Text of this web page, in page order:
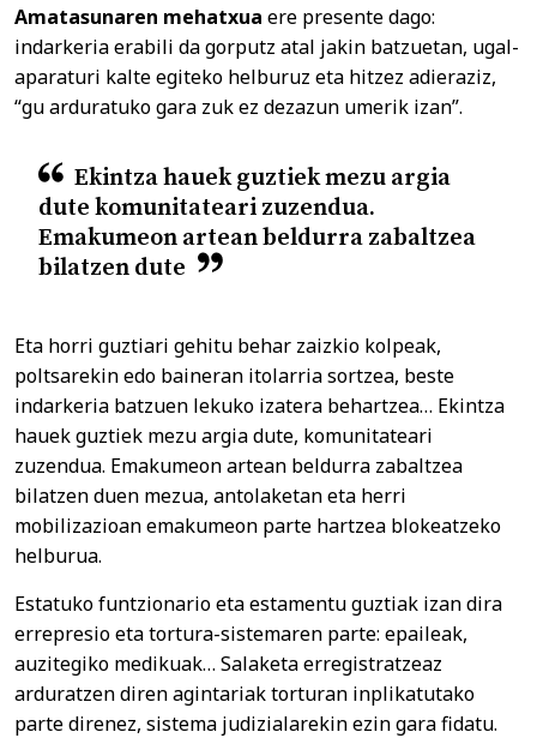
Amatasunaren mehatxua ere presente dago:
indarkeria erabili da gorputz atal jakin batzuetan, ugal-
aparaturi kalte egiteko helburuz eta hitzez adieraziz,
“gu arduratuko gara zuk ez dezazun umerik izan”.
Ekintza hauek guztiek mezu argia
dute komunitateari zuzendua.
Emakumeon artean beldurra zabaltzea
bilatzen dute
Eta horri guztiari gehitu behar zaizkio kolpeak,
poltsarekin edo baineran itolarria sortzea, beste
indarkeria batzuen lekuko izatera behartzea… Ekintza
hauek guztiek mezu argia dute, komunitateari
zuzendua. Emakumeon artean beldurra zabaltzea
bilatzen duen mezua, antolaketan eta herri
mobilizazioan emakumeon parte hartzea blokeatzeko
helburua.
Estatuko funtzionario eta estamentu guztiak izan dira
errepresio eta tortura-sistemaren parte: epaileak,
auzitegiko medikuak… Salaketa erregistratzeaz
arduratzen diren agintariak torturan inplikatutako
parte direnez, sistema judizialarekin ezin gara fidatu.